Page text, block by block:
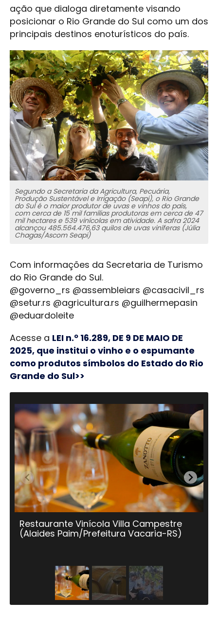
ação que dialoga diretamente visando
posicionar o Rio Grande do Sul como um dos
principais destinos enoturísticos do país.
Segundo a Secretaria da Agricultura, Pecuária,
Produção Sustentável e Irrigação (Seapi), o Rio Grande
do Sul é o maior produtor de uvas e vinhos do país,
com cerca de 15 mil famílias produtoras em cerca de 47
mil hectares e 539 vinícolas em atividade. A safra 2024
alcançou 485.564.476,63 quilos de uvas viníferas (Júlia
Chagas/Ascom Seapi)
Com informações da Secretaria de Turismo
do Rio Grande do Sul.
@governo_rs @assembleiars @casacivil_rs
@setur.rs @agricultura.rs @guilhermepasin
@eduardoleite
Acesse a LEI n.º 16.289, DE 9 DE MAIO DE
2025, que institui o vinho e o espumante
como produtos símbolos do Estado do Rio
Grande do Sul>>
Restaurante Vinícola Villa Campestre
(Alaides Paim/Prefeitura Vacaria-RS)